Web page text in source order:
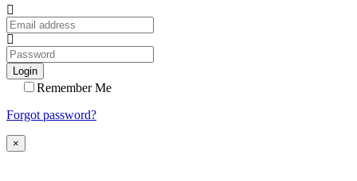
Login
Remember Me
Forgot password?
×